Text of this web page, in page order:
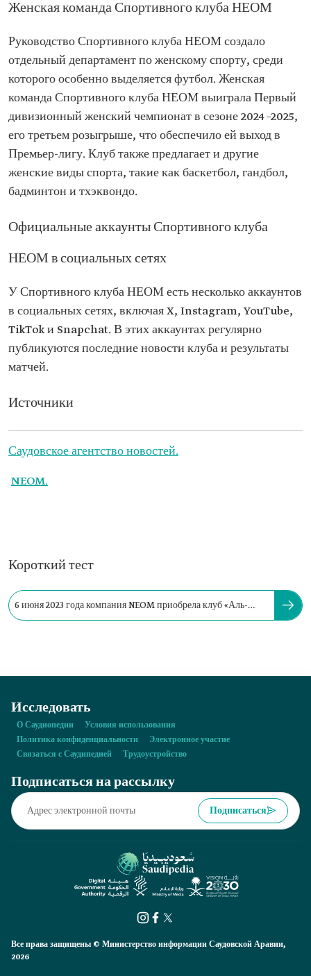
Женская команда Спортивного клуба НЕОМ
Руководство Спортивного клуба НЕОМ создало
отдельный департамент по женскому спорту, среди
которого особенно выделяется футбол. Женская
команда Спортивного клуба НЕОМ выиграла Первый
дивизионный женский чемпионат в сезоне 2024–2025,
его третьем розыгрыше, что обеспечило ей выход в
Премьер-лигу. Клуб также предлагает и другие
женские виды спорта, такие как баскетбол, гандбол,
бадминтон и тхэквондо.
Официальные аккаунты Спортивного клуба
НЕОМ в социальных сетях
У Спортивного клуба НЕОМ есть несколько аккаунтов
в социальных сетях, включая X, Instagram, YouTube,
TikTok и Snapchat. В этих аккаунтах регулярно
публикуются последние новости клуба и результаты
матчей.
Источники
Саудовское агентство новостей.
NEOM.
Короткий тест
6 июня 2023 года компания NEOM приобрела клуб «Аль-
Исследовать
О Саудиопедии
Условия использования
Политика конфиденциальности
Электронное участие
Связаться с Саудипедией
Трудоустройство
Подписаться на рассылку
Подписаться
Все права защищены © Министерство информации Саудовской Аравии,
2026